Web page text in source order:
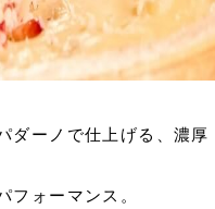
ダーノで仕上げる、濃厚
フォーマンス。